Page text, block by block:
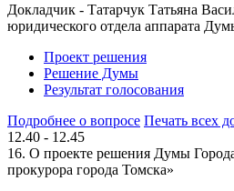
Докладчик - Татарчук Татьяна
юридического отдела аппарата
Проект решения
Решение Думы
Результат голосования
Подробнее о вопросе Печать всех
12.40 - 12.45
16. О проекте решения Думы
прокурора города Томска»